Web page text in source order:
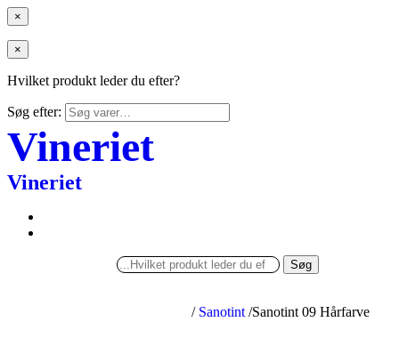
×
×
Hvilket produkt leder du efter?
Søg efter:
Vineriet
Vineriet
Søg
/ Sanotint /Sanotint 09 Hårfarve